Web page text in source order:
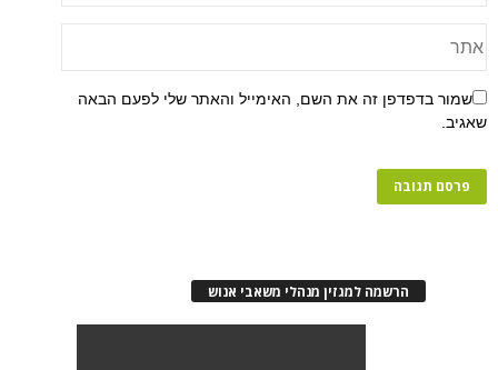
שמור בדפדפן זה את השם, האימייל והאתר שלי לפעם הבאה
שאגיב.
הרשמה למגזין מנהלי משאבי אנוש